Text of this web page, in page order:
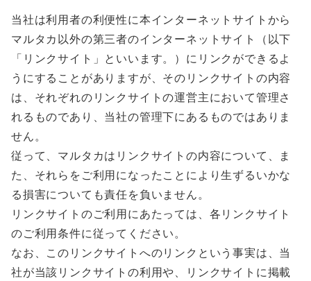
当社は利用者の利便性に本インターネットサイトから
マルタカ以外の第三者のインターネットサイト（以下
「リンクサイト」といいます。）にリンクができるよ
うにすることがありますが、そのリンクサイトの内容
は、それぞれのリンクサイトの運営主において管理さ
れるものであり、当社の管理下にあるものではありま
せん。
従って、マルタカはリンクサイトの内容について、ま
た、それらをご利用になったことにより生ずるいかな
る損害についても責任を負いません。
リンクサイトのご利用にあたっては、各リンクサイト
のご利用条件に従ってください。
なお、このリンクサイトへのリンクという事実は、当
社が当該リンクサイトの利用や、リンクサイトに掲載